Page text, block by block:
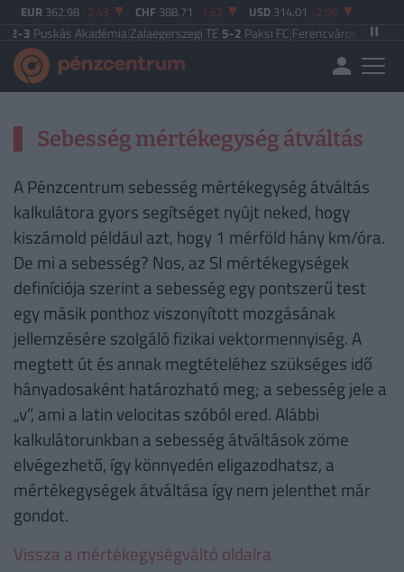
EUR 362.98 -2.43 CHF 388.71 -1.62 USD 314.01 -2.96
2-3Puskás Akadémia|Zalaegerszegi TE5-2Paksi FC|Ferencváros 0-0
Sebesség mértékegység átváltás
A Pénzcentrum sebesség mértékegység átváltás
kalkulátora gyors segítséget nyújt neked, hogy
kiszámold például azt, hogy 1 mérföld hány km/óra.
De mi a sebesség? Nos, az SI mértékegységek
definíciója szerint a sebesség egy pontszerű test
egy másik ponthoz viszonyított mozgásának
jellemzésére szolgáló fizikai vektormennyiség. A
megtett út és annak megtételéhez szükséges idő
hányadosaként határozható meg; a sebesség jele a
„v”, ami a latin velocitas szóból ered. Alábbi
kalkulátorunkban a sebesség átváltások zöme
elvégezhető, így könnyedén eligazodhatsz, a
mértékegységek átváltása így nem jelenthet már
gondot.
Vissza a mértékegységváltó oldalra